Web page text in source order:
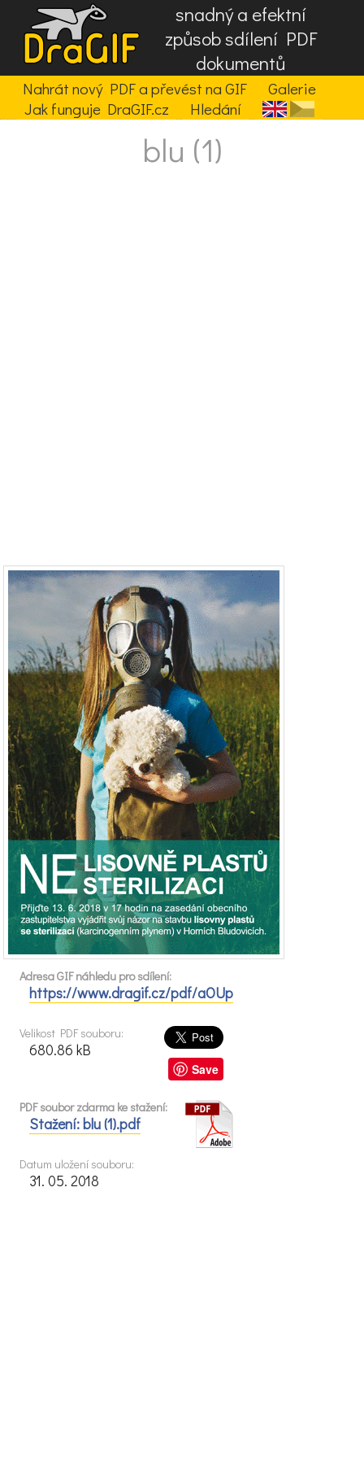
snadný a efektní
způsob sdílení PDF
dokumentů
Nahrát nový PDF a převést na GIF
Galerie
Jak funguje DraGIF.cz
Hledání
blu (1)
Adresa GIF náhledu pro sdílení:
https://www.dragif.cz/pdf/aOUp
Save
Velikost PDF souboru:
680.86 kB
PDF soubor zdarma ke stažení:
Stažení: blu (1).pdf
Datum uložení souboru:
31. 05. 2018